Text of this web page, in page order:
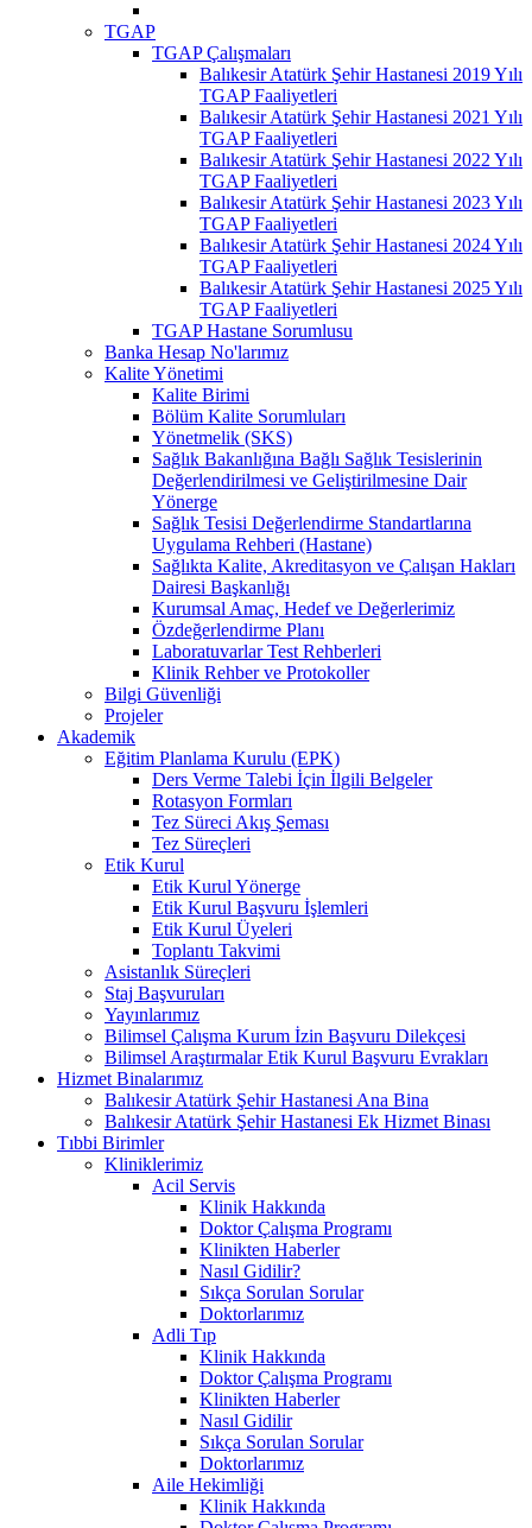
TGAP
TGAP Çalışmaları
Balıkesir Atatürk Şehir Hastanesi 2019 Yılı
TGAP Faaliyetleri
Balıkesir Atatürk Şehir Hastanesi 2021 Yılı
TGAP Faaliyetleri
Balıkesir Atatürk Şehir Hastanesi 2022 Yılı
TGAP Faaliyetleri
Balıkesir Atatürk Şehir Hastanesi 2023 Yılı
TGAP Faaliyetleri
Balıkesir Atatürk Şehir Hastanesi 2024 Yılı
TGAP Faaliyetleri
Balıkesir Atatürk Şehir Hastanesi 2025 Yılı
TGAP Faaliyetleri
TGAP Hastane Sorumlusu
Banka Hesap No'larımız
Kalite Yönetimi
Kalite Birimi
Bölüm Kalite Sorumluları
Yönetmelik (SKS)
Sağlık Bakanlığına Bağlı Sağlık Tesislerinin
Değerlendirilmesi ve Geliştirilmesine Dair
Yönerge
Sağlık Tesisi Değerlendirme Standartlarına
Uygulama Rehberi (Hastane)
Sağlıkta Kalite, Akreditasyon ve Çalışan Hakları
Dairesi Başkanlığı
Kurumsal Amaç, Hedef ve Değerlerimiz
Özdeğerlendirme Planı
Laboratuvarlar Test Rehberleri
Klinik Rehber ve Protokoller
Bilgi Güvenliği
Projeler
Akademik
Eğitim Planlama Kurulu (EPK)
Ders Verme Talebi İçin İlgili Belgeler
Rotasyon Formları
Tez Süreci Akış Şeması
Tez Süreçleri
Etik Kurul
Etik Kurul Yönerge
Etik Kurul Başvuru İşlemleri
Etik Kurul Üyeleri
Toplantı Takvimi
Asistanlık Süreçleri
Staj Başvuruları
Yayınlarımız
Bilimsel Çalışma Kurum İzin Başvuru Dilekçesi
Bilimsel Araştırmalar Etik Kurul Başvuru Evrakları
Hizmet Binalarımız
Balıkesir Atatürk Şehir Hastanesi Ana Bina
Balıkesir Atatürk Şehir Hastanesi Ek Hizmet Binası
Tıbbi Birimler
Kliniklerimiz
Acil Servis
Klinik Hakkında
Doktor Çalışma Programı
Klinikten Haberler
Nasıl Gidilir?
Sıkça Sorulan Sorular
Doktorlarımız
Adli Tıp
Klinik Hakkında
Doktor Çalışma Programı
Klinikten Haberler
Nasıl Gidilir
Sıkça Sorulan Sorular
Doktorlarımız
Aile Hekimliği
Klinik Hakkında